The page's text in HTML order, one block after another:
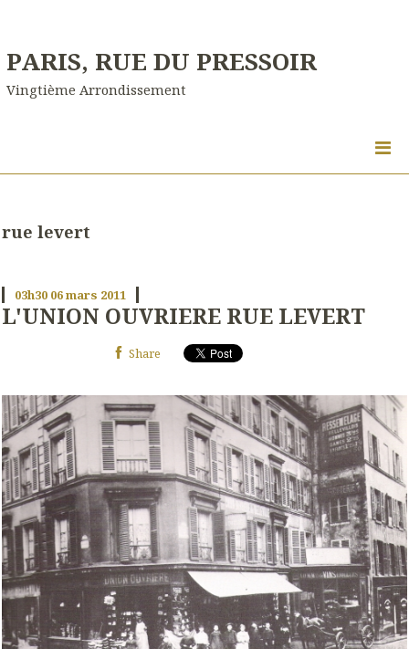
PARIS, RUE DU PRESSOIR
Vingtième Arrondissement
rue levert
03h30 06mars 2011
L'UNION OUVRIERE RUE LEVERT
Share